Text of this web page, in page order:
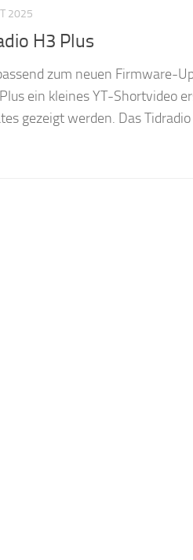
2025
H3 Plus
zum neuen Firmware-
ein kleines YT-Shortvideo
gezeigt werden. Das Tidradio